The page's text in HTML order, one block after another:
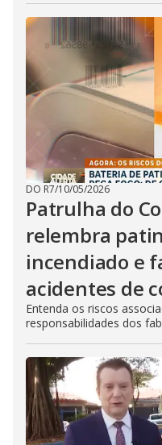
DO R7/10/05/2026
Patrulha do
relembra
incendiado e
acidentes de
Entenda os riscos
responsabilidades dos